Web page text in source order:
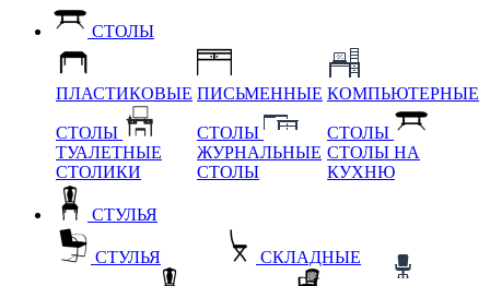
СТОЛЫ
ПЛАСТИКОВЫЕ
СТОЛЫ
ТУАЛЕТНЫЕ
СТОЛИКИ
ПИСЬМЕННЫЕ
СТОЛЫ
ЖУРНАЛЬНЫЕ
СТОЛЫ
КОМПЬЮТЕРНЫЕ
СТОЛЫ
СТОЛЫ НА
КУХНЮ
СТУЛЬЯ
СТУЛЬЯ СКЛАДНЫЕ